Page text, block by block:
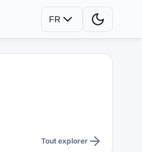
FR
Tout explorer